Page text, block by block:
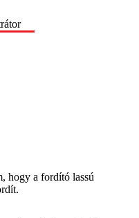
hogy a fordító lassú